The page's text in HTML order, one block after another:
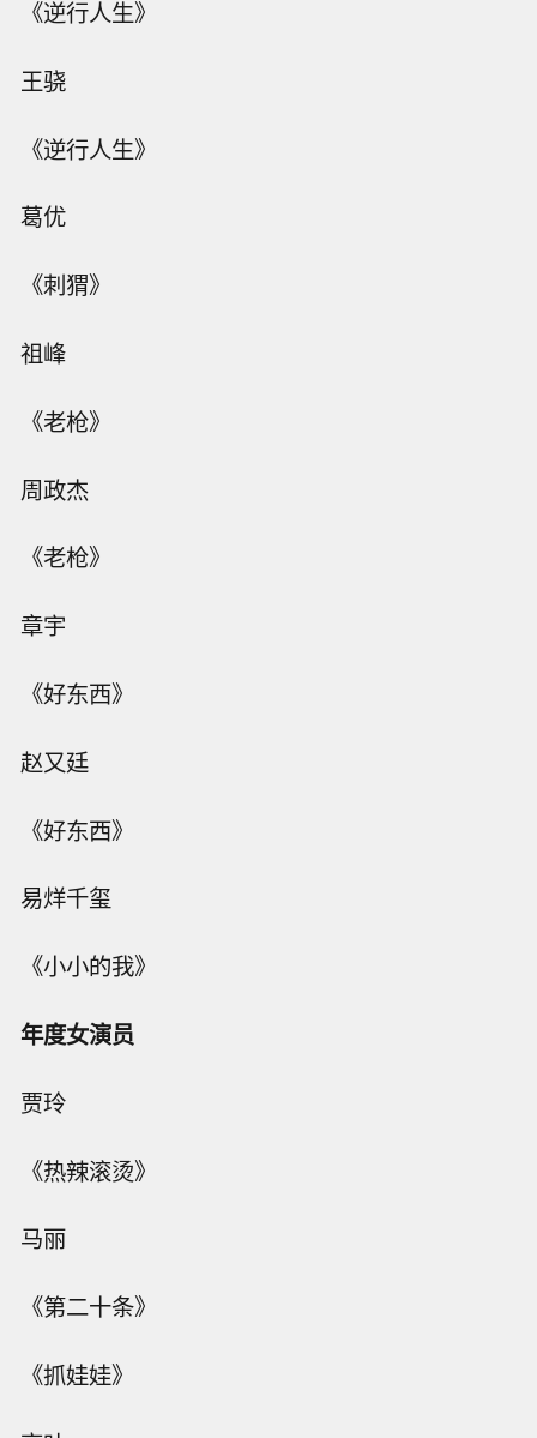
《逆行人生》
王骁
《逆行人生》
葛优
《刺猬》
祖峰
《老枪》
周政杰
《老枪》
章宇
《好东西》
赵又廷
《好东西》
易烊千玺
《小小的我》
年度女演员
贾玲
《热辣滚烫》
马丽
《第二十条》
《抓娃娃》